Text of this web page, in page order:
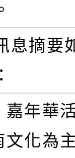
息摘要
嘉年華
文化為